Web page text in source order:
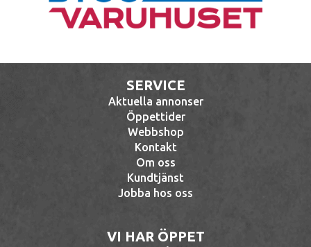
SERVICE
Aktuella annonser
Öppettider
Webbshop
Kontakt
Om oss
Kundtjänst
Jobba hos oss
VI HAR ÖPPET